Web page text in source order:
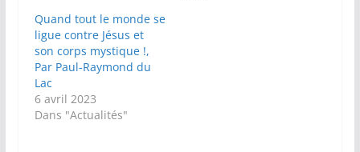
Quand tout le monde se
ligue contre Jésus et
son corps mystique !,
Par Paul-Raymond du
Lac
6 avril 2023
Dans "Actualités"